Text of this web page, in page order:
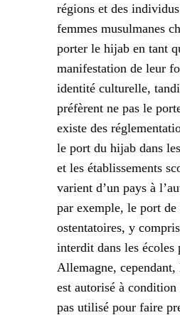
régions et des
femmes musulmanes
porter le hijab en tant
manifestation de leur
identité culturelle,
préfèrent ne pas le
existe des
le port du hijab dans
et les établissements
varient d’un pays à
par exemple, le port
ostentatoires, y
interdit dans les écoles
Allemagne,
est autorisé à
pas utilisé pour faire